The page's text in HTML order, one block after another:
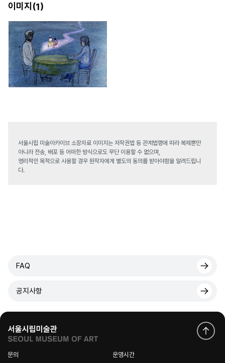
이미지(1)
서울시립 미술아카이브 소장자료 이미지는 저작권법 등 관계법령에 따라 복제뿐만
아니라 전송, 배포 등 어떠한 방식으로도 무단 이용할 수 없으며,
영리적인 목적으로 사용할 경우 원작자에게 별도의 동의를 받아야함을 알려드립니
다.
FAQ
공지사항
문의 운영시간